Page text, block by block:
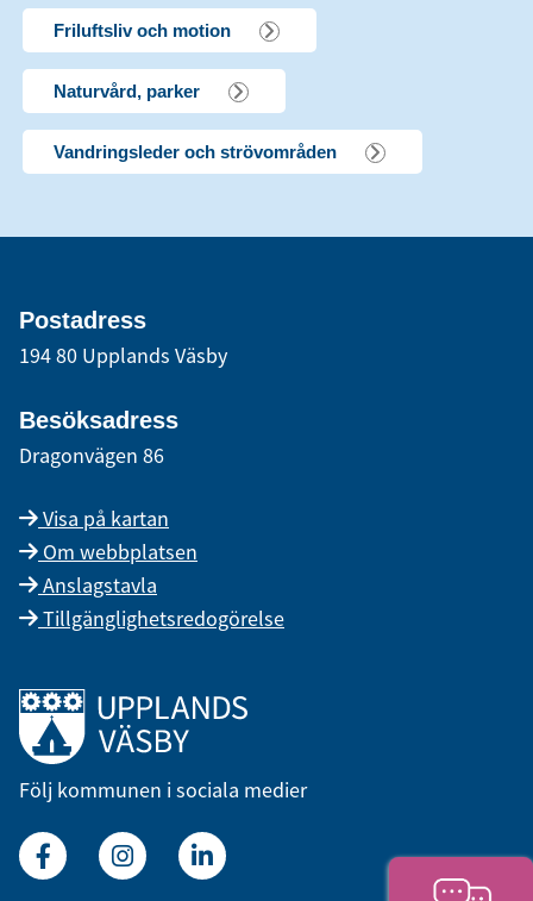
Friluftsliv och motion
Naturvård, parker
Vandringsleder och strövområden
Postadress
194 80 Upplands Väsby
Besöksadress
Dragonvägen 86
Visa på kartan
Om webbplatsen
Anslagstavla
Tillgänglighetsredogörelse
Länk till startsidan
Följ kommunen i sociala medier
FacebookInstagramLinkedin